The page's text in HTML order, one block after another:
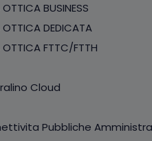
OTTICA BUSINESS
OTTICA DEDICATA
OTTICA FTTC/FTTH
Cloud
Pubbliche